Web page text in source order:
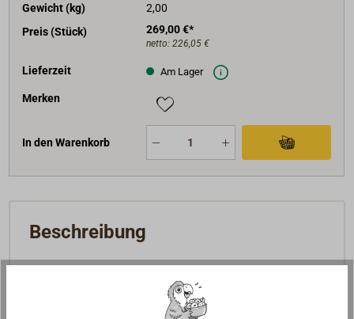
Gewicht (kg)
2,00
Preis (Stück)
269,00 €*
netto: 226,05 €
Lieferzeit Am Lager
Merken
In den Warenkorb
Beschreibung
Bronze vom Traditionsunternehmen DAVEY London